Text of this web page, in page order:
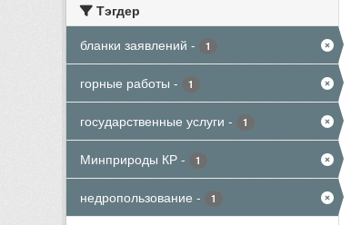
Тэгдер
бланки заявлений - 1
горные работы - 1
государственные услуги - 1
Минприроды КР - 1
недропользование - 1